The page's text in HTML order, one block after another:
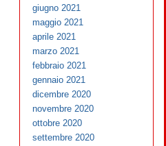
giugno 2021
maggio 2021
aprile 2021
marzo 2021
febbraio 2021
gennaio 2021
dicembre 2020
novembre 2020
ottobre 2020
settembre 2020